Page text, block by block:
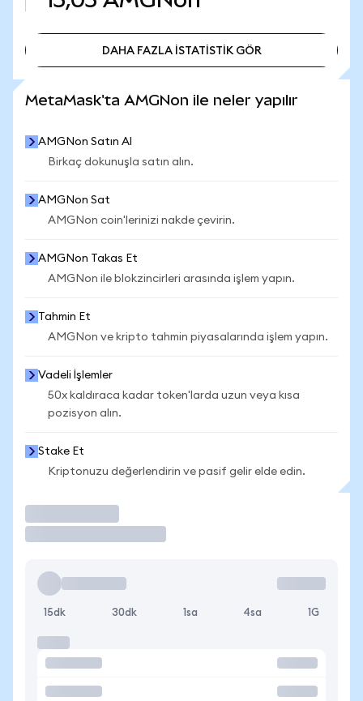
DAHA FAZLA İSTATİSTİK GÖR
MetaMask'ta AMGNon ile neler yapılır
AMGNon Satın Al
Birkaç dokunuşla satın alın.
AMGNon Sat
AMGNon coin'lerinizi nakde çevirin.
AMGNon Takas Et
AMGNon ile blokzincirleri arasında işlem yapın.
Tahmin Et
AMGNon ve kripto tahmin piyasalarında işlem yapın.
Vadeli İşlemler
50x kaldıraca kadar token'larda uzun veya kısa
pozisyon alın.
Stake Et
Kriptonuzu değerlendirin ve pasif gelir elde edin.
15dk 30dk 1sa 4sa 1G